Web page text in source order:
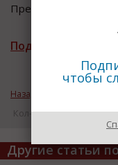
Пресс-релиз.
Подписаться на
Назад к рубрике «Обзоры»
Кол-во просмотров:
Другие статьи
чтобы